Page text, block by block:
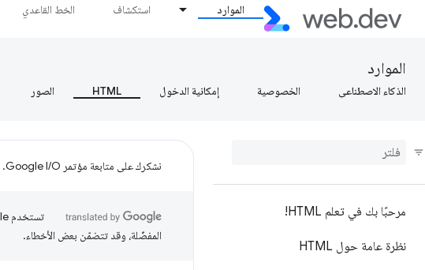
الموارد استكشاف الخط القاعدي
الموارد
الذكاء الاصطناعي الخصوصية إمكانية الدخول HTML الصور
مرحبًا بك في تعلم HTML!
نظرة عامة حول HTML
نشكرك على متابعة مؤتمر Google I/O.
المفضّلة، وقد تتضمّن بعض الأخطاء.